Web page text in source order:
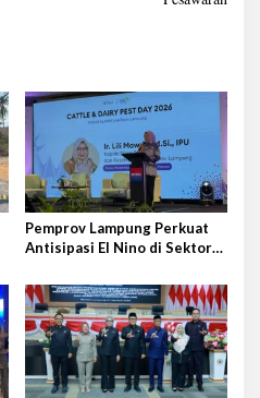
Pemprov Lampung Perkuat
Antisipasi El Nino di Sektor